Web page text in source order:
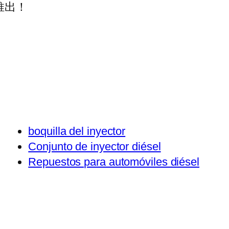
！
boquilla del inyector
Conjunto de inyector diésel
Repuestos para automóviles diésel